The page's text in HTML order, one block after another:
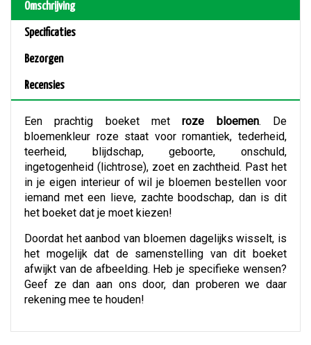
Omschrijving
Specificaties
Bezorgen
Recensies
Een prachtig boeket metroze bloemen. De
bloemenkleur roze staat voor romantiek, tederheid,
teerheid, blijdschap, geboorte, onschuld,
ingetogenheid (lichtrose), zoet en zachtheid. Past het
in je eigen interieur of wil je bloemen bestellen voor
iemand met een lieve, zachte boodschap, dan is dit
het boeket dat je moet kiezen!
Doordat het aanbod van bloemen dagelijks wisselt, is
het mogelijk dat de samenstelling van dit boeket
afwijkt van de afbeelding. Heb je specifieke wensen?
Geef ze dan aan ons door, dan proberen we daar
rekening mee te houden!